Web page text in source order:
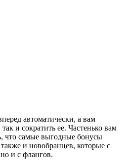
автоматически, а вам
и сократить ее. Частенько вам
что самые выгодные бонусы
и новобранцев, которые с
и с флангов.